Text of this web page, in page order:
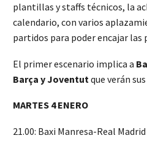
plantillas y staffs técnicos, la
calendario, con varios
partidos para poder encajar las
El primer escenario implica a
Barça y Joventut que verán
MARTES 4 ENERO
21.00: Baxi Manresa-Real